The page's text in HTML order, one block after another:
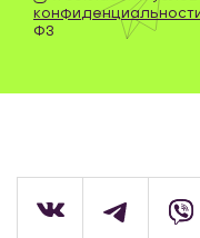
ФЗ